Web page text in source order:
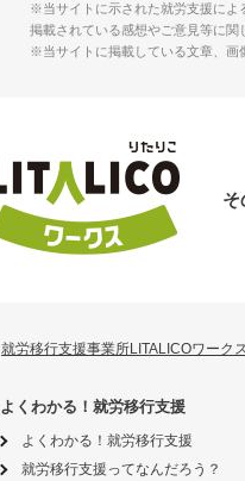
※当サイトに示された就労支援によ
掲載されている感想やご意見等に関
※当サイトに掲載している文章、画
そ
就労移行支援事業所LITALICOワーク
よくわかる！就労移行支援
よくわかる！就労移行支援
就労移行支援ってなんだろう？